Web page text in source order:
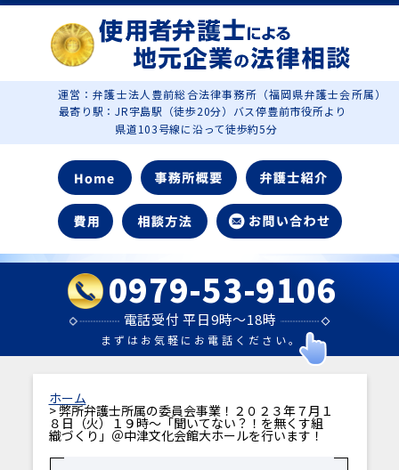
運営：弁護士法人豊前総合法律事務所（福岡県弁護士会所属）
最寄り駅：JR宇島駅（徒歩20分）バス停豊前市役所より
県道103号線に沿って徒歩約5分
0979-53-9106
電話受付 平日9時～18時
まずはお気軽にお電話ください。
ホーム
> 弊所弁護士所属の委員会事業！２０２３年７月１
８日（火）１９時～「聞いてない？！を無くす組
織づくり」＠中津文化会館大ホールを行います！